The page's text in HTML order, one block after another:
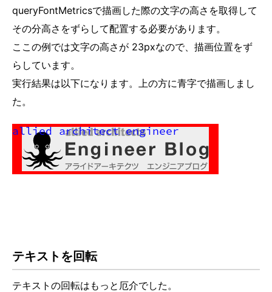
queryFontMetricsで描画した際の文字の高さを取得して
その分高さをずらして配置する必要があります。
ここの例では文字の高さが 23pxなので、描画位置をず
らしています。
実行結果は以下になります。上の方に青字で描画しまし
た。
テキストを回転
テキストの回転はもっと厄介でした。